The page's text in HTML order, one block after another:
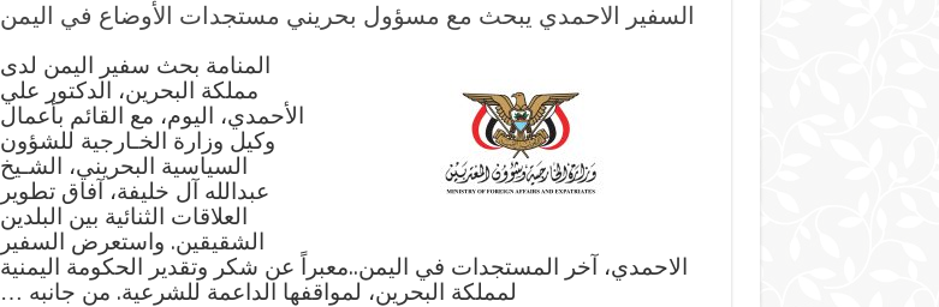
السفير الاحمدي يبحث مع مسؤول بحريني مستجدات الأوضاع في اليمن
المنامة بحث سفير اليمن لدى
مملكة البحرين، الدكتور علي
الأحمدي، اليوم، مع القائم بأعمال
وكيل وزارة الخـارجية للشؤون
السياسية البحريني، الشـيخ
عبدالله آل خليفة، آفاق تطوير
العلاقات الثنائية بين البلدين
الشقيقين. واستعرض السفير
الاحمدي، آخر المستجدات في اليمن..معبراً عن شكر وتقدير الحكومة اليمنية
لمملكة البحرين، لمواقفها الداعمة للشرعية. من جانبه …